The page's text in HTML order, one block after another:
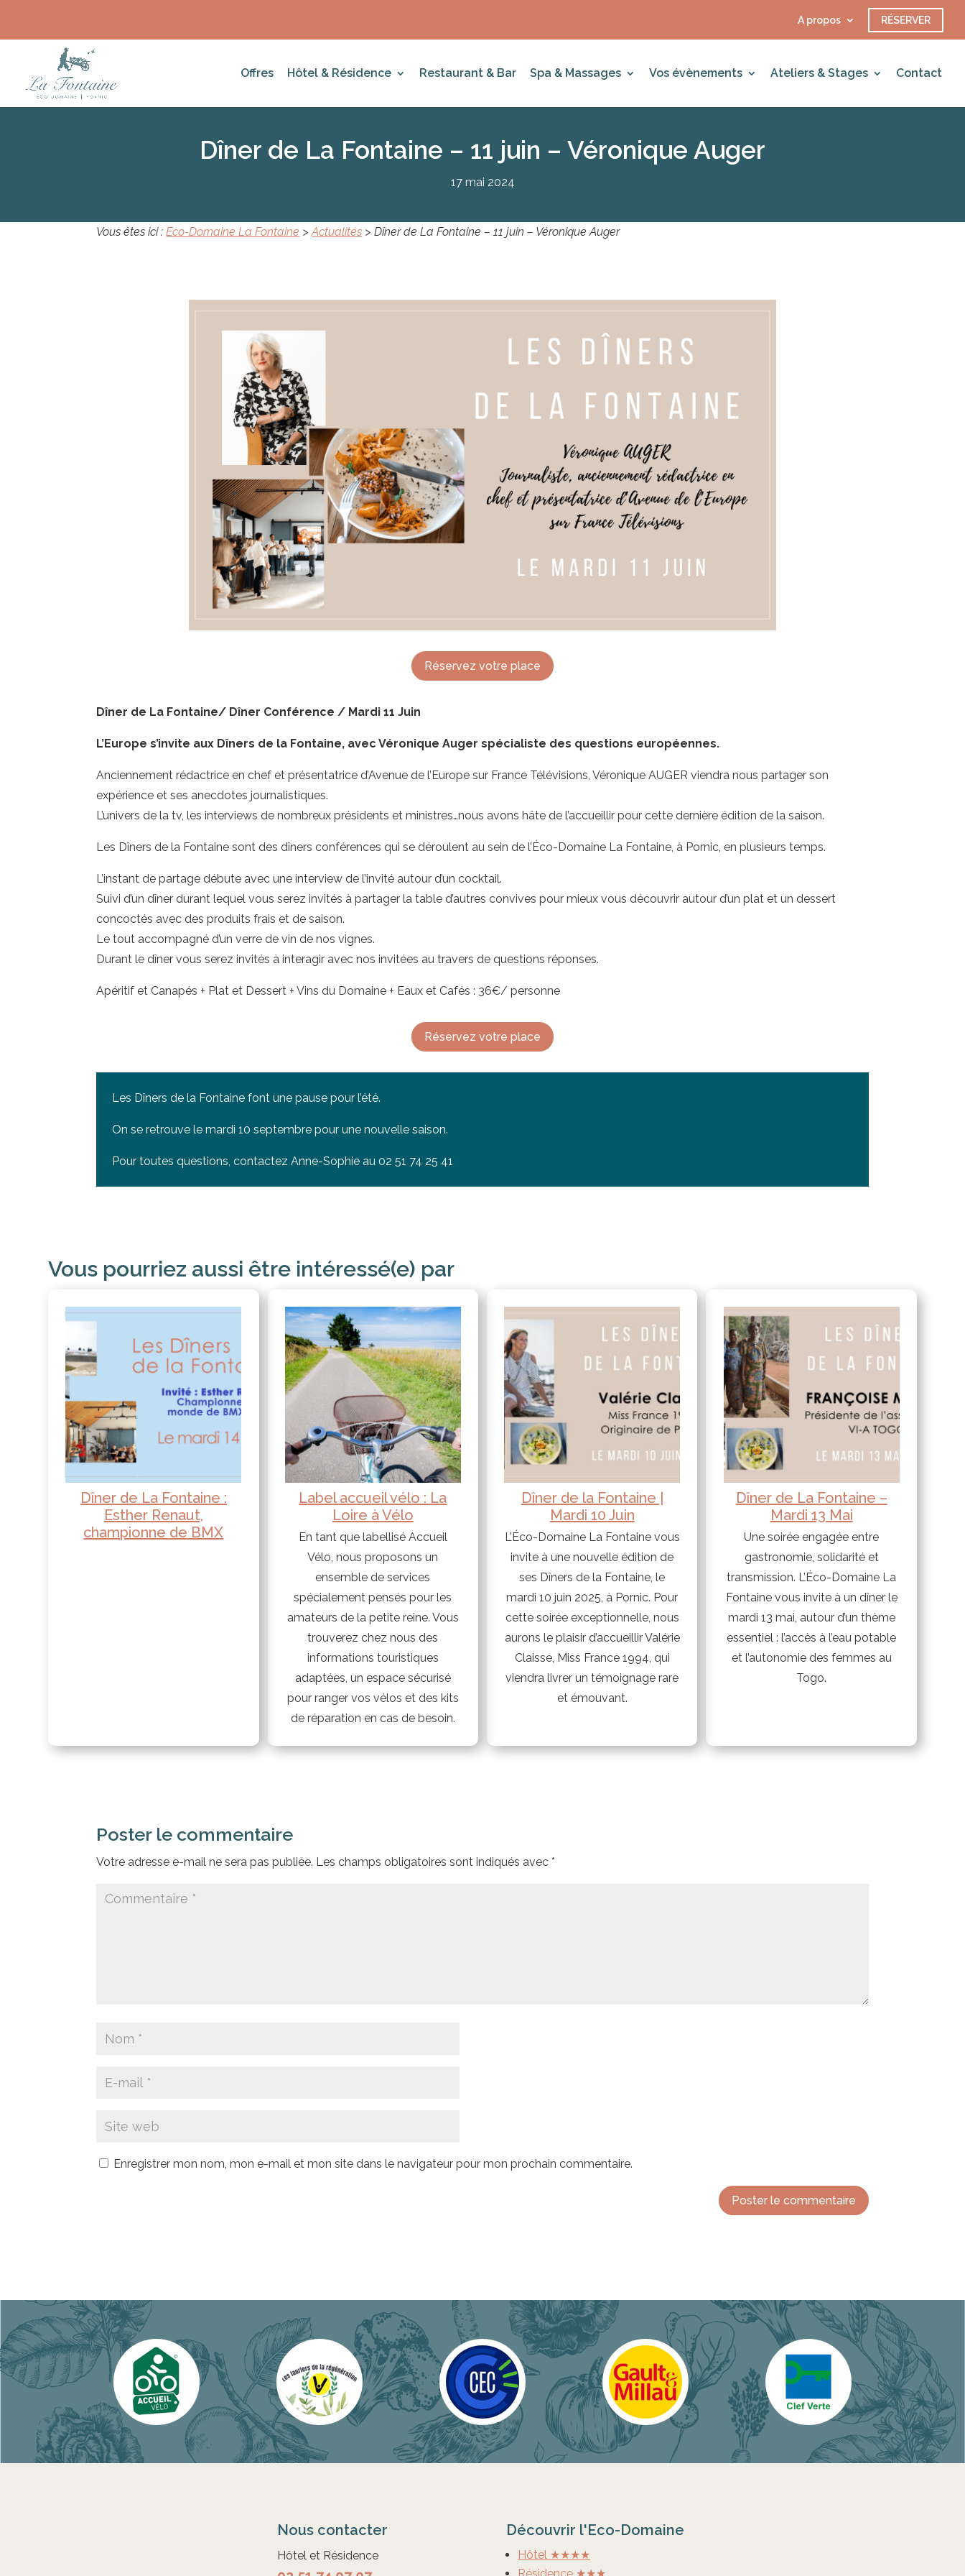
A propos RÉSERVER
Offres Hôtel & Résidence Restaurant & Bar Spa & Massages Vos évènements Ateliers & Stages Contact
Dîner de La Fontaine – 11 juin – Véronique Auger
17 mai 2024
Vous êtes ici :Eco-Domaine La Fontaine >Actualités >Dîner de La Fontaine – 11 juin – Véronique Auger
Réservez votre place
Dîner de La Fontaine/ Dîner Conférence / Mardi 11 Juin
L’Europe s’invite aux Dîners de la Fontaine, avec Véronique Auger spécialiste des questions européennes.
Anciennement rédactrice en chef et présentatrice d’Avenue de l’Europe sur France Télévisions, Véronique AUGER viendra nous partager son
expérience et ses anecdotes journalistiques.
L’univers de la tv, les interviews de nombreux présidents et ministres…nous avons hâte de l’accueillir pour cette dernière édition de la saison.
Les Dîners de la Fontaine sont des dîners conférences qui se déroulent au sein de l’Éco-Domaine La Fontaine, à Pornic, en plusieurs temps.
L’instant de partage débute avec une interview de l’invité autour d’un cocktail.
Suivi d’un dîner durant lequel vous serez invités à partager la table d’autres convives pour mieux vous découvrir autour d’un plat et un dessert
concoctés avec des produits frais et de saison.
Le tout accompagné d’un verre de vin de nos vignes.
Durant le dîner vous serez invités à interagir avec nos invitées au travers de questions réponses.
Apéritif et Canapés + Plat et Dessert + Vins du Domaine + Eaux et Cafés : 36€/ personne
Réservez votre place
Les Dîners de la Fontaine font une pause pour l’été.
On se retrouve le mardi 10 septembre pour une nouvelle saison.
Pour toutes questions, contactez Anne-Sophie au 02 51 74 25 41
Vous pourriez aussi être intéressé(e) par
Dîner de La Fontaine :
Esther Renaut,
championne de BMX
Label accueil vélo : La
Loire à Vélo
En tant que labellisé Accueil
Vélo, nous proposons un
ensemble de services
spécialement pensés pour les
amateurs de la petite reine. Vous
trouverez chez nous des
informations touristiques
adaptées, un espace sécurisé
pour ranger vos vélos et des kits
de réparation en cas de besoin.
Dîner de la Fontaine |
Mardi 10 Juin
L’Éco-Domaine La Fontaine vous
invite à une nouvelle édition de
ses Dîners de la Fontaine, le
mardi 10 juin 2025, à Pornic. Pour
cette soirée exceptionnelle, nous
aurons le plaisir d’accueillir Valérie
Claisse, Miss France 1994, qui
viendra livrer un témoignage rare
et émouvant.
Dîner de La Fontaine –
Mardi 13 Mai
Une soirée engagée entre
gastronomie, solidarité et
transmission. L’Éco-Domaine La
Fontaine vous invite à un dîner le
mardi 13 mai, autour d’un thème
essentiel : l’accès à l’eau potable
et l’autonomie des femmes au
Togo.
Poster le commentaire
Votre adresse e-mail ne sera pas publiée. Les champs obligatoires sont indiqués avec*
Enregistrer mon nom, mon e-mail et mon site dans le navigateur pour mon prochain commentaire.
Nous contacter
Hôtel et Résidence
Découvrir l'Eco-Domaine
Hôtel ★★★★